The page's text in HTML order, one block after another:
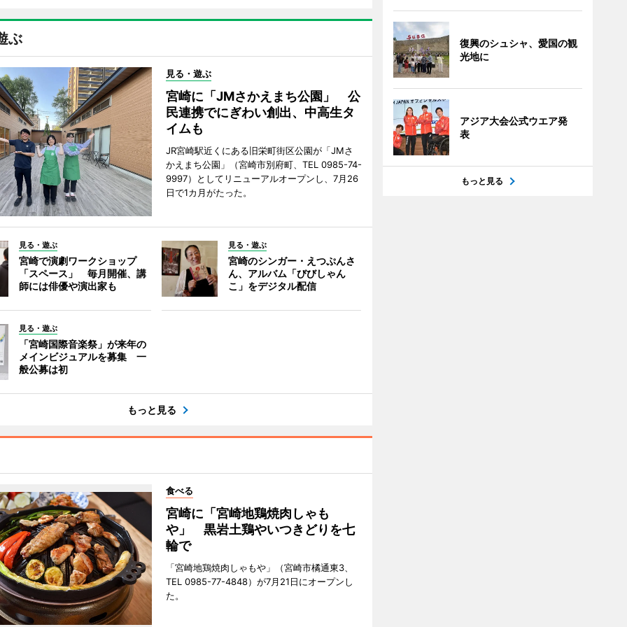
ぶ
見る・遊ぶ
宮崎に「JMさかえまち公園」 公
民連携でにぎわい創出、中高生タ
イムも
JR宮崎駅近くにある旧栄町街区公園が「JMさ
かえまち公園」（宮崎市別府町、TEL 0985-74-
9997）としてリニューアルオープンし、7月26
日で1カ月がたった。
見る・遊ぶ
宮崎で演劇ワークショップ
「スペース」 毎月開催、講
師には俳優や演出家も
見る・遊ぶ
宮崎のシンガー・えつぷんさ
ん、アルバム「びびしゃん
こ」をデジタル配信
見る・遊ぶ
「宮崎国際音楽祭」が来年の
メインビジュアルを募集 一
般公募は初
もっと見る
食べる
宮崎に「宮崎地鶏焼肉しゃも
や」 黒岩土鶏やいつきどりを七
輪で
「宮崎地鶏焼肉しゃもや」（宮崎市橘通東3、
TEL 0985-77-4848）が7月21日にオープンし
た。
復興のシュシャ、愛国の観
光地に
アジア大会公式ウエア発
表
もっと見る